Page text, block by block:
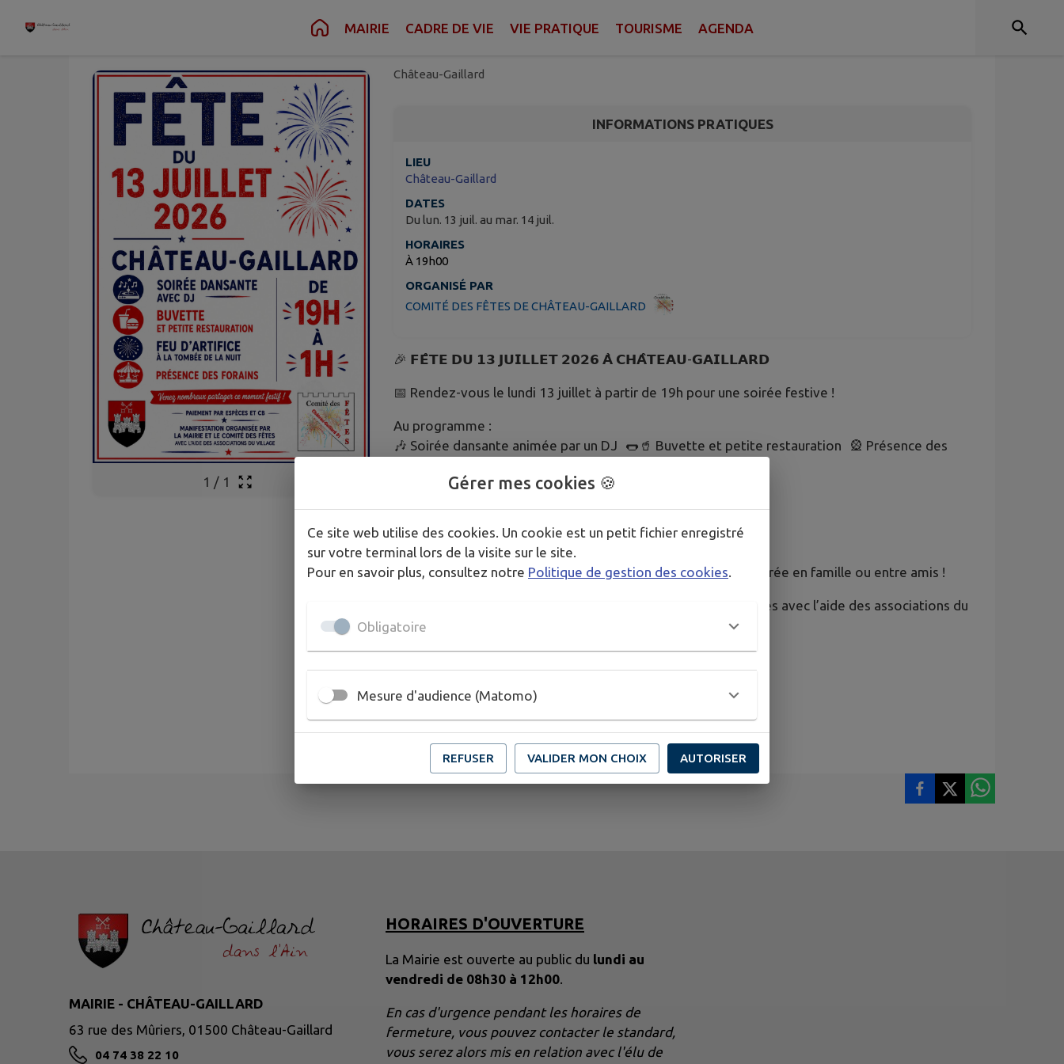
Contenu MAIRIE CADRE DE VIE VIE PRATIQUE TOURISME AGENDA
1 / 1
𝗖𝗛𝗔̂𝗧𝗘𝗔𝗨-𝗚𝗔𝗜𝗟𝗟𝗔𝗥𝗗
Château-Gaillard
INFORMATIONS PRATIQUES
LIEU
Château-Gaillard
DATES
Du lun. 13 juil. au mar. 14 juil.
HORAIRES
À 19h00
ORGANISÉ PAR
COMITÉ DES FÊTES DE CHÂTEAU-GAILLARD
🎉 𝗙𝗘̂𝗧𝗘 𝗗𝗨 𝟭𝟯 𝗝𝗨𝗜𝗟𝗟𝗘𝗧 𝟮𝟬𝟮𝟲 𝗔̀ 𝗖𝗛𝗔̂𝗧𝗘𝗔𝗨-𝗚𝗔𝗜𝗟𝗟𝗔𝗥𝗗
📅 Rendez-vous le lundi 13 juillet à partir de 19h pour une soirée festive !
Au programme :
🎶 Soirée dansante animée par un DJ 🌭🥤 Buvette et petite restauration 🎡 Présence des
🎇 Feu d’artifice à la tombée de la nuit
💳 Paiement par carte bancaire et espèces
Nous vous attendons nombreux pour partager cette belle soirée en famille ou entre amis !
🤝 Manifestation organisée par la Mairie et le Comité des fêtes avec l’aide des associations du
village.
MAIRIE - CHÂTEAU-GAILLARD
63 rue des Mûriers, 01500 Château-Gaillard
04 74 38 22 10
HORAIRES D'OUVERTURE
La Mairie est ouverte au public du lundi au
vendredi de 08h30 à 12h00.
En cas d'urgence pendant les horaires de
fermeture, vous pouvez contacter le standard,
vous serez alors mis en relation avec l'élu de
Gérer mes cookies 🍪
Ce site web utilise des cookies. Un cookie est un petit fichier enregistré
sur votre terminal lors de la visite sur le site.
Pour en savoir plus, consultez notre Politique de gestion des cookies.
Obligatoire
Mesure d'audience (Matomo)
REFUSER VALIDER MON CHOIX AUTORISER